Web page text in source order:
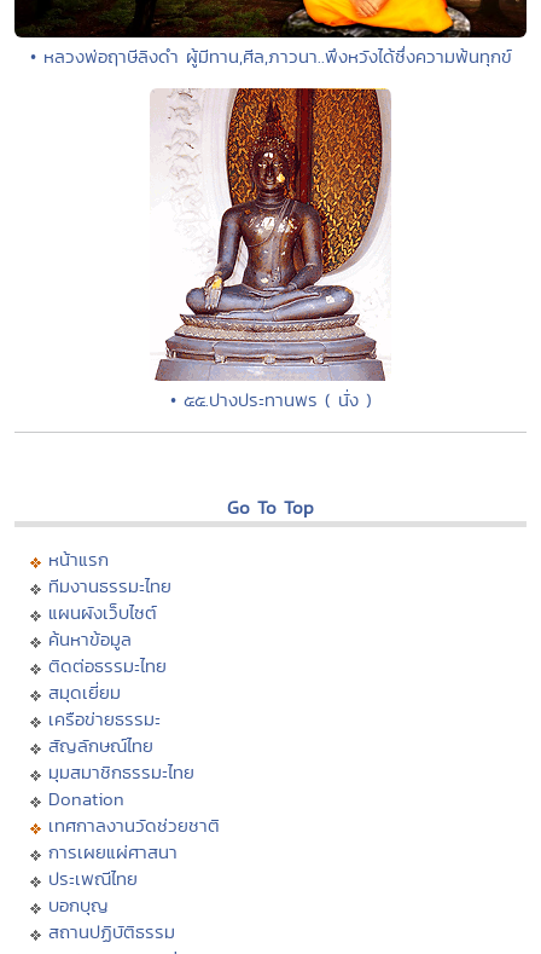
• หลวงพ่อฤาษีลิงดำ ผู้มีทาน,ศีล,ภาวนา..พึงหวังได้ซึ่งความพ้นทุกข์
• ๕๕.ปางประทานพร ( นั่ง )
Go To Top
หน้าแรก
ทีมงานธรรมะไทย
แผนผังเว็บไซต์
ค้นหาข้อมูล
ติดต่อธรรมะไทย
สมุดเยี่ยม
เครือข่ายธรรมะ
สัญลักษณ์ไทย
มุมสมาชิกธรรมะไทย
Donation
เทศกาลงานวัดช่วยชาติ
การเผยแผ่ศาสนา
ประเพณีไทย
บอกบุญ
สถานปฏิบัติธรรม